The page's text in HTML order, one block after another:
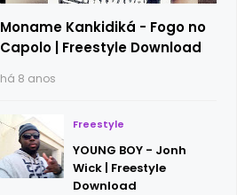
Moname Kankidiká - Fogo no
Capolo | Freestyle Download
há 8 anos
Freestyle
YOUNG BOY - Jonh
Wick | Freestyle
Download